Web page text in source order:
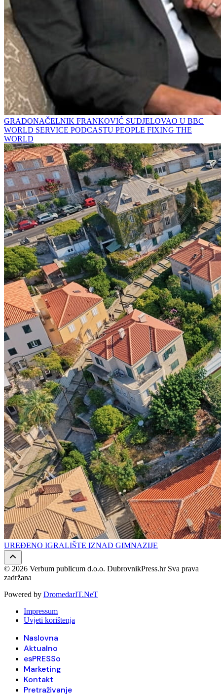
GRADONAČELNIK FRANKOVIĆ SUDJELOVAO U BBC
WORLD SERVICE PODCASTU PEOPLE FIXING THE
WORLD
UREĐENO IGRALIŠTE IZNAD GIMNAZIJE
© 2026 Verbum publicum d.o.o. DubrovnikPress.hr Sva prava
zadržana
Powered by DromedarIT.NeT
Impressum
Uvjeti korištenja
Naslovna
Aktualno
esPRESSo
Marketing
Kontakt
Pretraživanje